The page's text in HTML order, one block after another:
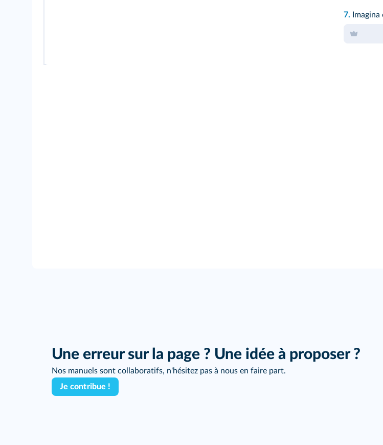
7.
Une erreur sur la page ? Une idée à proposer ?
Nos manuels sont collaboratifs, n'hésitez pas à nous en faire part.
Je contribue !